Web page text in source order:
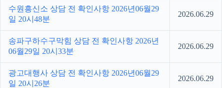
수원흥신소 상담 전 확인사항 2026년06월29
일 20시48분
2026.06.29
송파구하수구막힘 상담 전 확인사항 2026년
06월29일 20시33분
2026.06.29
광고대행사 상담 전 확인사항 2026년06월29
일 20시26분
2026.06.29